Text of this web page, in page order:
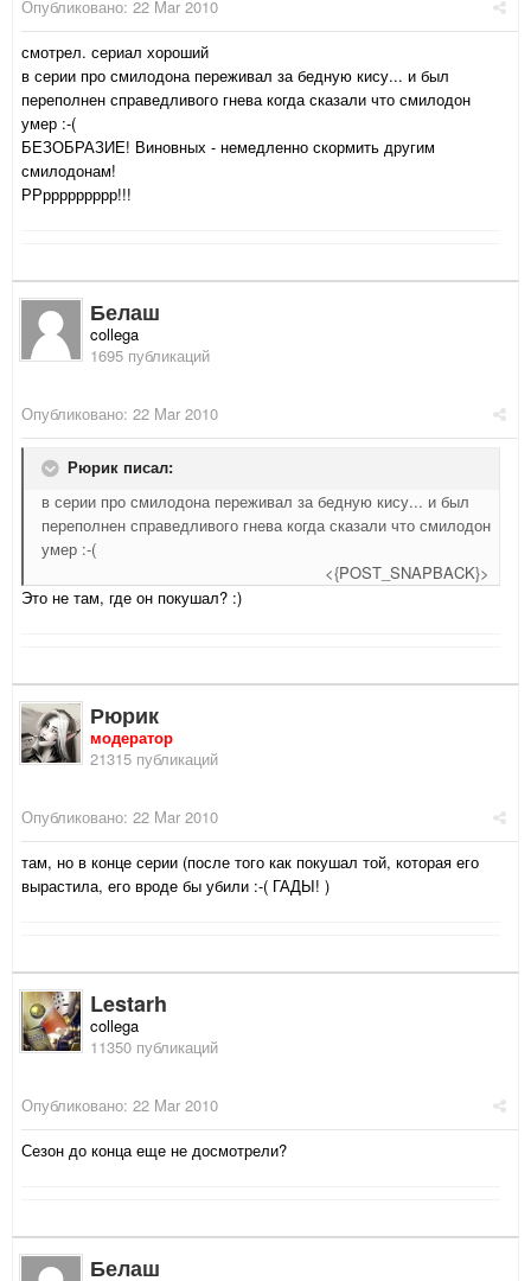
Опубликовано: 22 Mar 2010
смотрел. сериал хороший
в серии про смилодона переживал за бедную кису... и был
переполнен справедливого гнева когда сказали что смилодон
умер :-(
БЕЗОБРАЗИЕ! Виновных - немедленно скормить другим
смилодонам!
РРррррррррр!!!
Белаш
collega
1695 публикаций
Опубликовано: 22 Mar 2010
Рюрик писал:
в серии про смилодона переживал за бедную кису... и был
переполнен справедливого гнева когда сказали что смилодон
умер :-(
<{POST_SNAPBACK}>
Это не там, где он покушал? :)
Рюрик
модератор
21315 публикаций
Опубликовано: 22 Mar 2010
там, но в конце серии (после того как покушал той, которая его
вырастила, его вроде бы убили :-( ГАДЫ! )
Lestarh
collega
11350 публикаций
Опубликовано: 22 Mar 2010
Сезон до конца еще не досмотрели?
Белаш